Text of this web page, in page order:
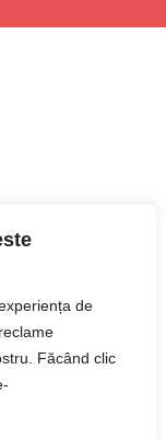
de
Făcând clic